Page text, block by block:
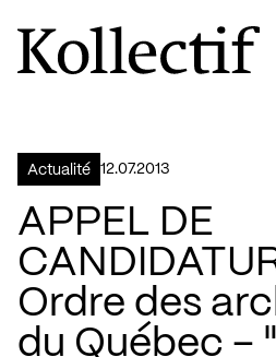
Aller à la page d'accueil
Logo Kollectif
Actualité 12.07.2013
APPEL DE
Ordre des
du Québec –